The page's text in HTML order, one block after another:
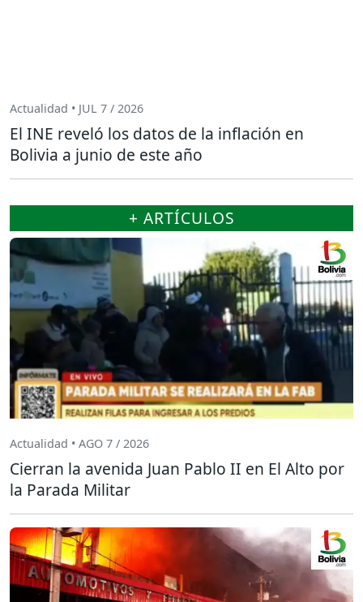
Actualidad • JUL 7 / 2026
El INE reveló los datos de la inflación en
Bolivia a junio de este año
+ ARTÍCULOS
Actualidad • AGO 7 / 2026
Cierran la avenida Juan Pablo II en El Alto por
la Parada Militar